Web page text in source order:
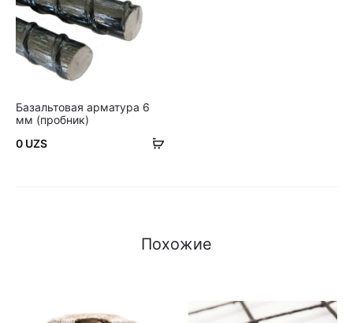
В
Базальтовая арматура 6
мм (пробник)
0 UZS
Похожие